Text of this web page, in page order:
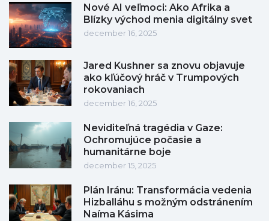
Nové AI veľmoci: Ako Afrika a
Blízky východ menia digitálny svet
december 16, 2025
Jared Kushner sa znovu objavuje
ako kľúčový hráč v Trumpových
rokovaniach
december 16, 2025
Neviditeľná tragédia v Gaze:
Ochromujúce počasie a
humanitárne boje
december 15, 2025
Plán Iránu: Transformácia vedenia
Hizballáhu s možným odstránením
Naíma Kásima